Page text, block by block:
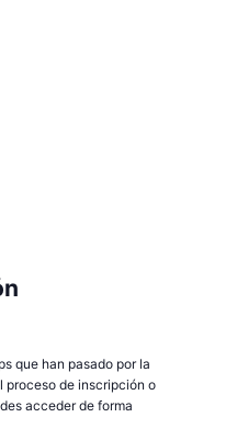
que han pasado por la
proceso de inscripción o
acceder de forma